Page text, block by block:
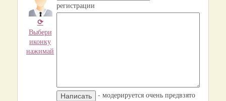
⟳
Выбери
иконку
нажимай
регистрации
- модерируется очень предвзято